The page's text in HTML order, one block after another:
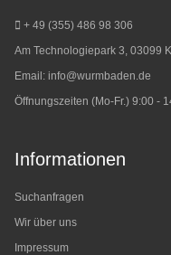
+ 49 (355) 486 98 306
Am Technologiepark 3, 03099
Email: info@wurmbaden.de
Öffnungszeiten (Mo-Fr.) 9:00 -
Informationen
Suchanfragen
Wir über uns
Impressum